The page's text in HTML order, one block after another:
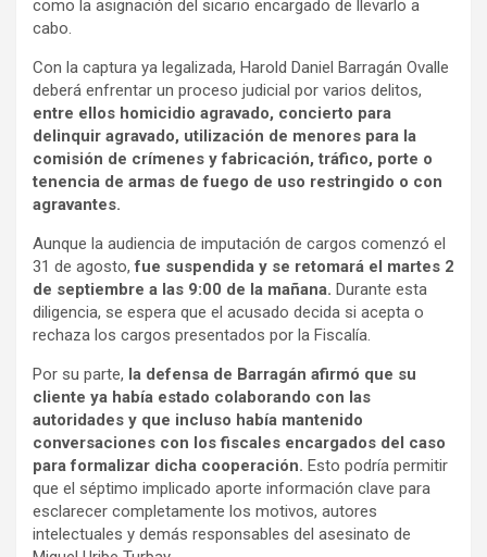
como la asignación del sicario encargado de llevarlo a
cabo.
Con la captura ya legalizada, Harold Daniel Barragán Ovalle
deberá enfrentar un proceso judicial por varios delitos,
entre ellos homicidio agravado, concierto para
delinquir agravado, utilización de menores para la
comisión de crímenes y fabricación, tráfico, porte o
tenencia de armas de fuego de uso restringido o con
agravantes.
Aunque la audiencia de imputación de cargos comenzó el
31 de agosto,fue suspendida y se retomará el martes 2
de septiembre a las 9:00 de la mañana. Durante esta
diligencia, se espera que el acusado decida si acepta o
rechaza los cargos presentados por la Fiscalía.
Por su parte, la defensa de Barragán afirmó que su
cliente ya había estado colaborando con las
autoridades y que incluso había mantenido
conversaciones con los fiscales encargados del caso
para formalizar dicha cooperación. Esto podría permitir
que el séptimo implicado aporte información clave para
esclarecer completamente los motivos, autores
intelectuales y demás responsables del asesinato de